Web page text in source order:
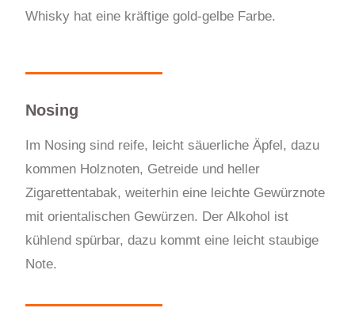
Whisky hat eine kräftige gold-gelbe Farbe.
Nosing
Im Nosing sind reife, leicht säuerliche Äpfel, dazu
kommen Holznoten, Getreide und heller
Zigarettentabak, weiterhin eine leichte Gewürznote
mit orientalischen Gewürzen. Der Alkohol ist
kühlend spürbar, dazu kommt eine leicht staubige
Note.